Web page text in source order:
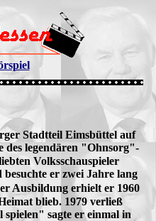
Stadtteil Eimsbüttel auf
des legendären "Ohnsorg"-
Volksschauspieler
besuchte er zwei Jahre lang
Ausbildung erhielt er 1960
blieb. 1979 verließ
sagte er einmal in